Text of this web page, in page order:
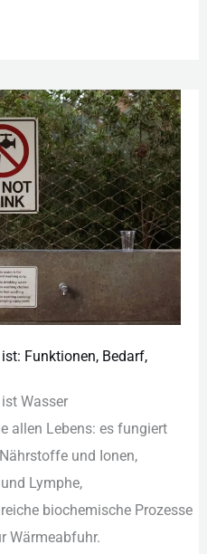
Funktionen, Bedarf,
Wasser
a‬llen Lebens: e‬s fungiert
u‬nd Ionen,
Lymphe,
biochemische Prozesse
Wärmeabfuhr.